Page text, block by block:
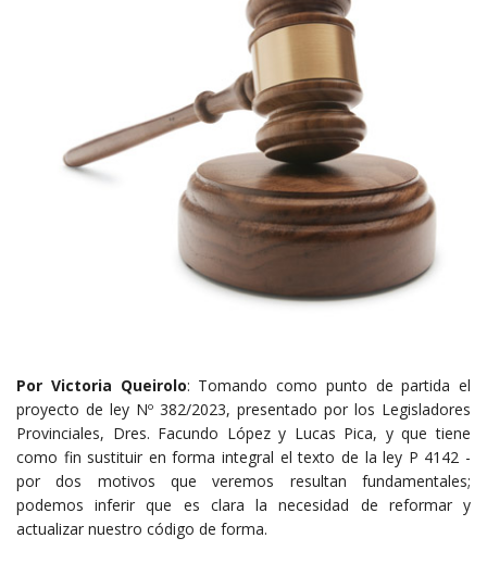
Por Victoria Queirolo: Tomando como punto de partida el
proyecto de ley Nº 382/2023, presentado por los Legisladores
Provinciales, Dres. Facundo López y Lucas Pica, y que tiene
como fin sustituir en forma integral el texto de la ley P 4142 -
por dos motivos que veremos resultan fundamentales;
podemos inferir que es clara la necesidad de reformar y
actualizar nuestro código de forma.